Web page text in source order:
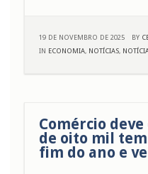
19 DE NOVEMBRO DE 2025 BY
IN ECONOMIA NOTÍCIAS
Comércio
de oito mil
fim do ano e